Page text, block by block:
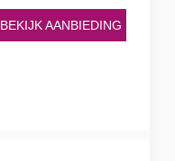
BEKIJK AANBIEDING